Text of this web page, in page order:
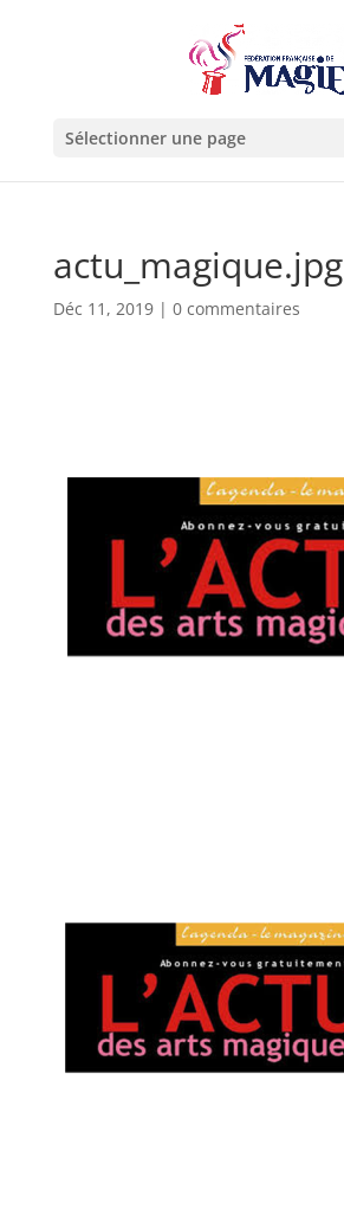
Sélectionner une page
actu_magique.jpg
Déc 11, 2019| 0 commentaires